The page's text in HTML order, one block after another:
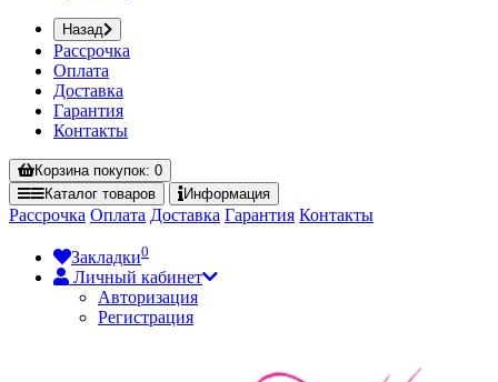
Назад
Рассрочка
Оплата
Доставка
Гарантия
Контакты
Корзинапокупок: 0
Каталог товаров Информация
Рассрочка Оплата Доставка Гарантия Контакты
Закладки0
Личный кабинет
Авторизация
Регистрация